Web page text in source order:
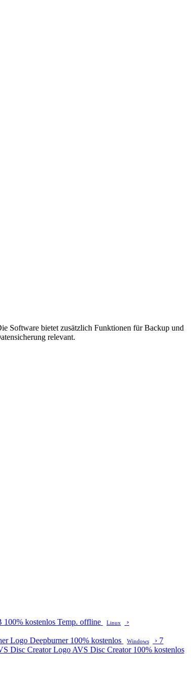
Software bietet zusätzlich Funktionen für Backup und
relevant.
100% kostenlos Temp. offline Linux
›
Deepburner 100% kostenlos Windows › 7
AVS Disc Creator 100% kostenlos